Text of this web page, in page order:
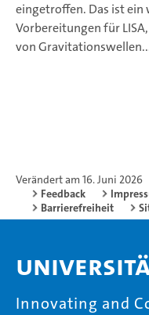
eingetroffen. Das ist
Vorbereitungen für
von
Verändert am 16. Juni 2026
Feedback
Barrierefreiheit
Innovating and